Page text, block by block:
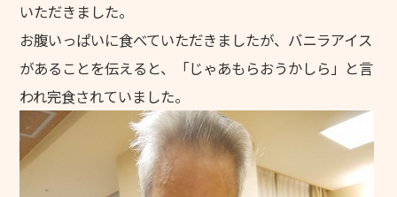
介護計画相談センター こすもす
地域包括支援センター 和地
キッズホームてんとうむし
てんとうむし東山保育園
採用情報
いただきました。
お腹いっぱいに食べていただきましたが、バニラアイス
があることを伝えると、「じゃあもらおうかしら」と言
われ完食されていました。